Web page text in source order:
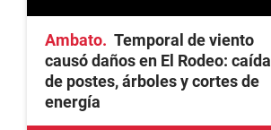
Ambato
Temporal de viento
causó daños en El Rodeo: caída
de postes, árboles y cortes de
energía